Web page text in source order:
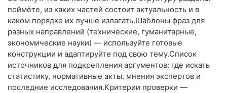
поймёте, из каких частей состоит актуальность и в
каком порядке их лучше излагать.Шаблоны фраз для
разных направлений (технические, гуманитарные,
экономические науки) — используйте готовые
конструкции и адаптируйте под свою тему.Список
источников для подкрепления аргументов: где искать
статистику, нормативные акты, мнения экспертов и
последние исследования.Критерии проверки —